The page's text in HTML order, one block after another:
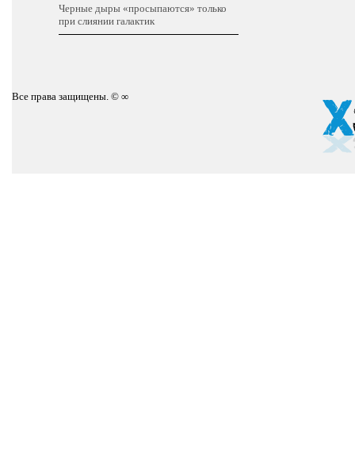
Черные дыры «просыпаются» только
при слиянии галактик
Все права защищены. © ∞